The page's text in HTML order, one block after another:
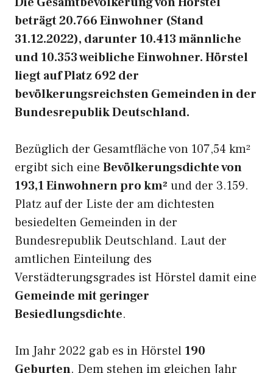
beträgt 20.766 Einwohner (Stand
31.12.2022), darunter 10.413 männliche
und 10.353 weibliche Einwohner. Hörstel
liegt auf Platz 692 der
bevölkerungsreichsten Gemeinden in der
Bundesrepublik Deutschland.
Bezüglich der Gesamtfläche von 107,54 km²
ergibt sich eine Bevölkerungsdichte von
193,1 Einwohnern pro km² und der 3.159.
Platz auf der Liste der am dichtesten
besiedelten Gemeinden in der
Bundesrepublik Deutschland. Laut der
amtlichen Einteilung des
Verstädterungsgrades ist Hörstel damit eine
Gemeinde mit geringer
Besiedlungsdichte.
Im Jahr 2022 gab es in Hörstel 190
Geburten. Dem stehen im gleichen Jahr